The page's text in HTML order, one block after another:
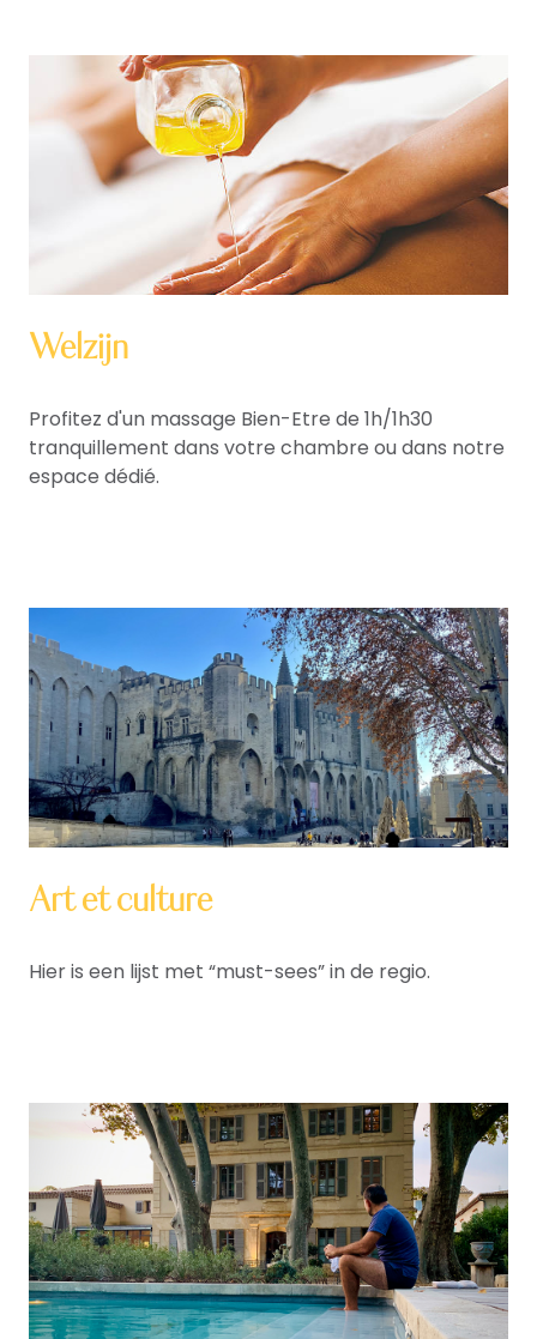
Welzijn
Profitez d'un massage Bien-Etre de 1h/1h30
tranquillement dans votre chambre ou dans notre
espace dédié.
Art et culture
Hier is een lijst met “must-sees” in de regio.